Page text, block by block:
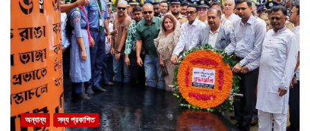
অন্যান্য সদ্য প্রকাশিত